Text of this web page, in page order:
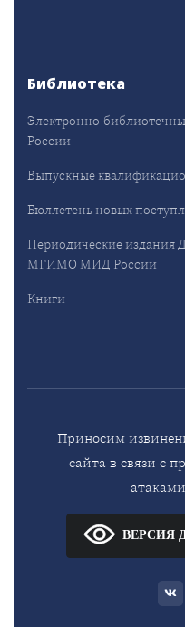
Библиотека
Электронно-
России
Выпускные
Бюллетень новых
Периодические издания
МГИМО МИД России
Книги
Приносим
сайта в связи с
ВЕРСИЯ